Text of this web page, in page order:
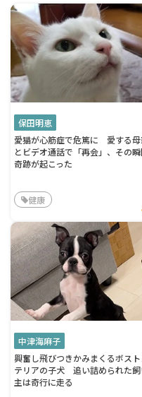
保田明恵
愛猫が心筋症で危篤に 愛する
とビデオ通話で「再会」、その瞬
奇跡が起こった
健康
中津海麻子
興奮し飛びつきかみまくるボスト
テリアの子犬 追い詰められた
主は奇行に走る